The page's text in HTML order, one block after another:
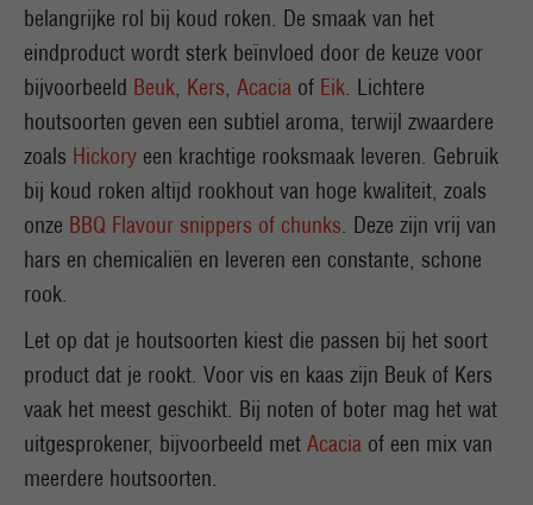
belangrijke rol bij koud roken. De smaak van het
eindproduct wordt sterk beïnvloed door de keuze voor
bijvoorbeeld Beuk, Kers, Acacia of Eik. Lichtere
houtsoorten geven een subtiel aroma, terwijl zwaardere
zoals Hickory een krachtige rooksmaak leveren. Gebruik
bij koud roken altijd rookhout van hoge kwaliteit, zoals
onze BBQ Flavour snippers of chunks. Deze zijn vrij van
hars en chemicaliën en leveren een constante, schone
rook.
Let op dat je houtsoorten kiest die passen bij het soort
product dat je rookt. Voor vis en kaas zijn Beuk of Kers
vaak het meest geschikt. Bij noten of boter mag het wat
uitgesprokener, bijvoorbeeld met Acacia of een mix van
meerdere houtsoorten.